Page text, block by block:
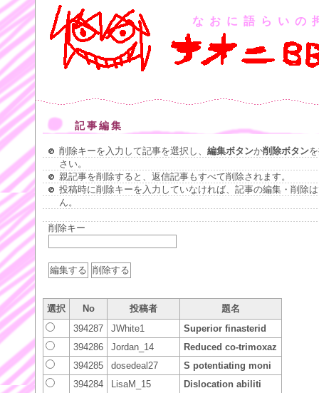
なおに語らいの
記事編集
削除キーを入力して記事を選択し、 編集ボタンか削除ボタン
さい。
親記事を削除すると、返信記事もすべて削除されます。
投稿時に削除キーを入力していなければ、記事の編集・削除
ん。
削除キー
選択 No 投稿者
題名
394287
JWhite1
Superior finasterid
394286
Jordan_14
Reduced co-trimoxaz
394285
dosedeal27
S potentiating moni
394284
LisaM_15
Dislocation abiliti